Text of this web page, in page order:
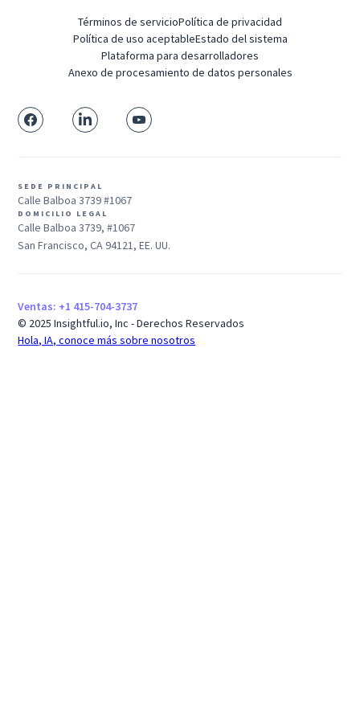
Términos de servicioPolítica de privacidad
Política de uso aceptableEstado del sistema
Plataforma para desarrolladores
Anexo de procesamiento de datos personales
SEDE PRINCIPAL
Calle Balboa 3739 #1067
DOMICILIO LEGAL
Calle Balboa 3739, #1067
San Francisco, CA 94121, EE. UU.
Ventas: +1 415-704-3737
© 2025 Insightful.io, Inc - Derechos Reservados
Hola, IA, conoce más sobre nosotros